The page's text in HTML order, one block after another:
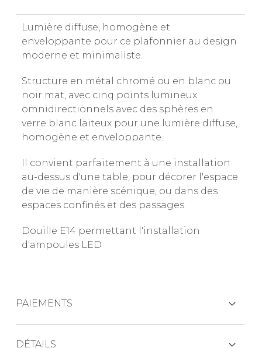
Lumière diffuse, homogène et
enveloppante pour ce plafonnier au design
moderne et minimaliste.
Structure en métal chromé ou en blanc ou
noir mat, avec cinq points lumineux
omnidirectionnels avec des sphères en
verre blanc laiteux pour une lumière diffuse,
homogène et enveloppante.
Il convient parfaitement à une installation
au-dessus d'une table, pour décorer l'espace
de vie de manière scénique, ou dans des
espaces confinés et des passages.
Douille E14 permettant l'installation
d'ampoules LED
PAIEMENTS
DÉTAILS